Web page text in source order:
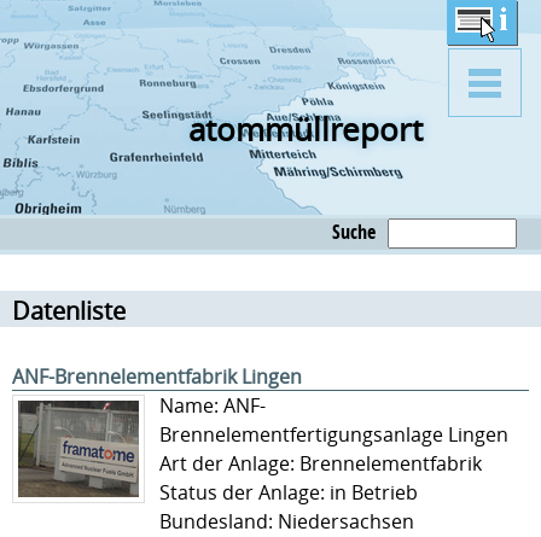
atommüllreport
Suche
Datenliste
ANF-Brennelementfabrik Lingen
Name: ANF-
Brennelementfertigungsanlage Lingen
Art der Anlage: Brennelementfabrik
Status der Anlage: in Betrieb
Bundesland: Niedersachsen